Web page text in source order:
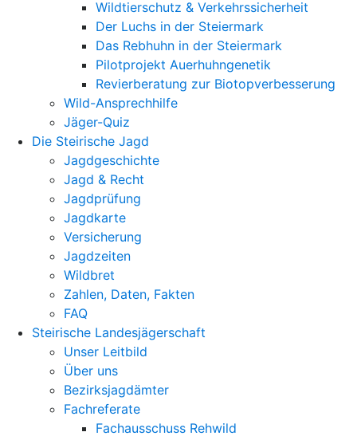
Wildtierschutz & Verkehrssicherheit
Der Luchs in der Steiermark
Das Rebhuhn in der Steiermark
Pilotprojekt Auerhuhngenetik
Revierberatung zur Biotopverbesserung
Wild-Ansprechhilfe
Jäger-Quiz
Die Steirische Jagd
Jagdgeschichte
Jagd & Recht
Jagdprüfung
Jagdkarte
Versicherung
Jagdzeiten
Wildbret
Zahlen, Daten, Fakten
FAQ
Steirische Landesjägerschaft
Unser Leitbild
Über uns
Bezirksjagdämter
Fachreferate
Fachausschuss Rehwild